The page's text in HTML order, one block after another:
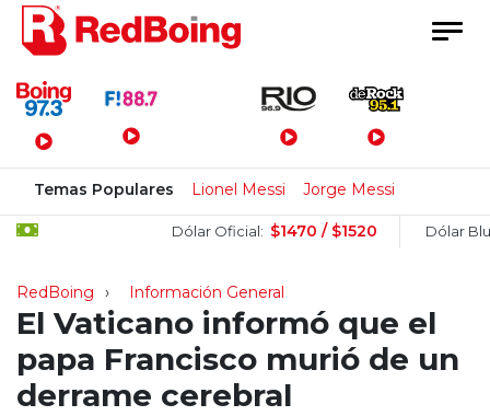
Menú Principal
Temas Populares Lionel Messi Jorge Messi
Dólar Oficial: $1470 / $1520 Dólar Blue:
RedBoing Información General
El Vaticano informó que el
papa Francisco murió de un
derrame cerebral